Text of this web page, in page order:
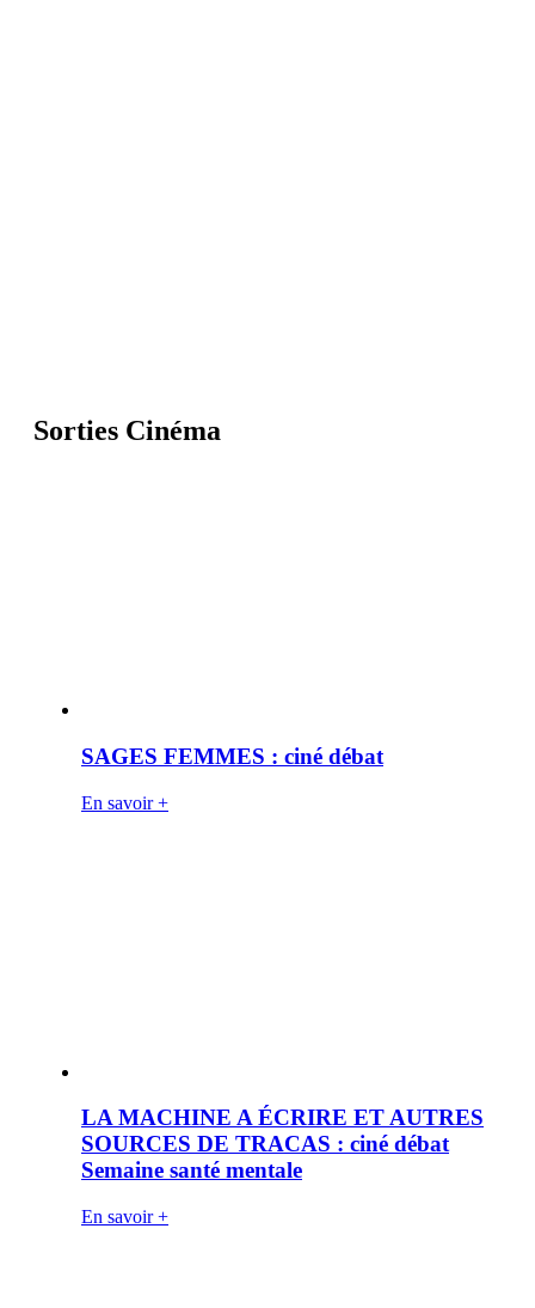
Sorties Cinéma
SAGES FEMMES : ciné débat
En savoir +
LA MACHINE A ÉCRIRE ET AUTRES
SOURCES DE TRACAS : ciné débat
Semaine santé mentale
En savoir +